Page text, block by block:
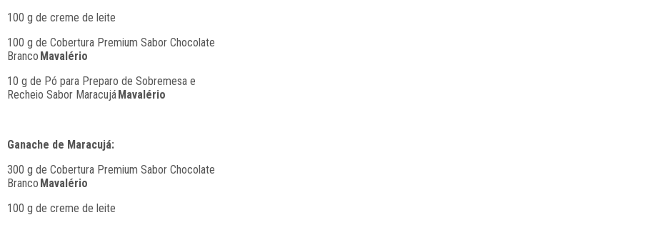
100 g de creme de leite
100 g de Cobertura Premium Sabor Chocolate
Branco Mavalério
10 g de Pó para Preparo de Sobremesa e
Recheio Sabor Maracujá Mavalério
Ganache de Maracujá:
300 g de Cobertura Premium Sabor Chocolate
Branco Mavalério
100 g de creme de leite